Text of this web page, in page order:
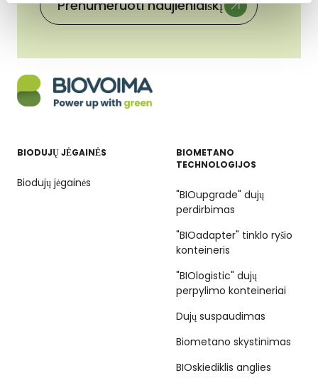
Prenumeruoti naujienlaiškį
BIODUJŲ JĖGAINĖS
Biodujų jėgainės
BIOMETANO
TECHNOLOGIJOS
"BIOupgrade" dujų
perdirbimas
"BIOadapter" tinklo ryšio
konteineris
"BIOlogistic" dujų
perpylimo konteineriai
Dujų suspaudimas
Biometano skystinimas
BIOskiediklis anglies